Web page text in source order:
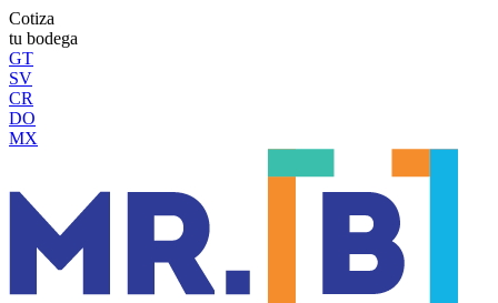
Cotiza
tu bodega
GT
SV
CR
DO
MX